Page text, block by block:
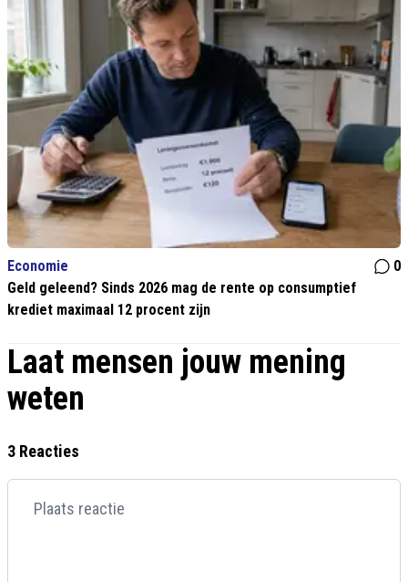
Economie
0
Geld geleend? Sinds 2026 mag de rente op consumptief
krediet maximaal 12 procent zijn
Laat mensen jouw mening
weten
3 Reacties